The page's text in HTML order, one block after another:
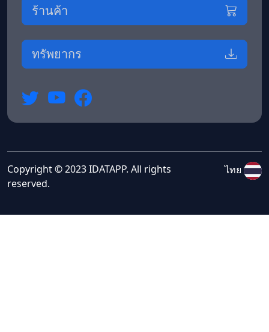
ร้านค้า
ทรัพยากร
Copyright © 2023 IDATAPP. All rights
reserved.
ไทย